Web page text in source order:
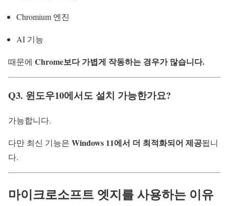
Chromium 엔진
AI 기능
때문에 Chrome보다 가볍게 작동하는 경우가 많습니다.
Q3. 윈도우10에서도 설치 가능한가요?
가능합니다.
다만 최신 기능은 Windows 11에서 더 최적화되어 제공됩니
다.
마이크로소프트 엣지를 사용하는 이유